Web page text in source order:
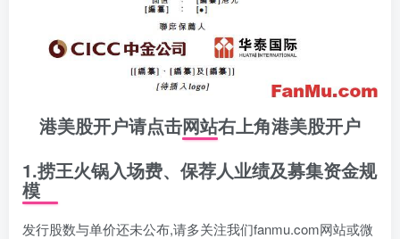
港美股开户请点击网站右上角港美股开户
1.捞王火锅入场费、保荐人业绩及募集资金规
模
发行股数与单价还未公布,请多关注我们fanmu.com网站或微